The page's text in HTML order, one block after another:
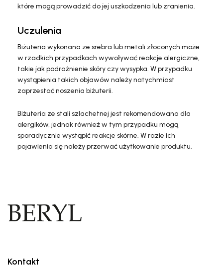
które mogą prowadzić do jej uszkodzenia lub zranienia.
Uczulenia
Biżuteria wykonana ze srebra lub metali złoconych może
w rzadkich przypadkach wywoływać reakcje alergiczne,
takie jak podrażnienie skóry czy wysypka. W przypadku
wystąpienia takich objawów należy natychmiast
zaprzestać noszenia biżuterii.
Biżuteria ze stali szlachetnej jest rekomendowana dla
alergików, jednak również w tym przypadku mogą
sporadycznie wystąpić reakcje skórne. W razie ich
pojawienia się należy przerwać użytkowanie produktu.
Kontakt